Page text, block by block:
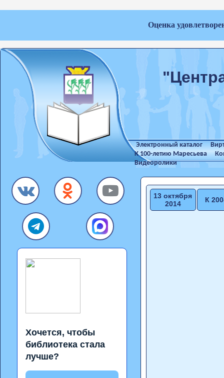
Оценка
Электронный каталог
К 100-летию Маресьева
Видеоролики
Хочется, чтобы
библиотека стала
лучше?
13 октября
2014
К